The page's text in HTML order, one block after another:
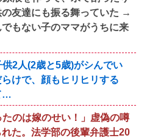
友達にも振る舞っていた →
もない子のママがうちに来
供2人(2歳と5歳)がシんでい
けで、顔もヒリヒリする
…
のは嫁のせい！」虚偽の噂
た。法学部の後輩弁護士20